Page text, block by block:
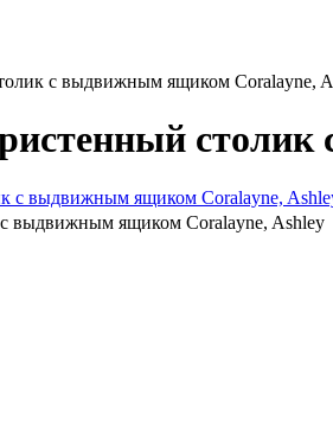
с выдвижным ящиком Coralayne,
выдвижным ящиком Coralayne, Ashley